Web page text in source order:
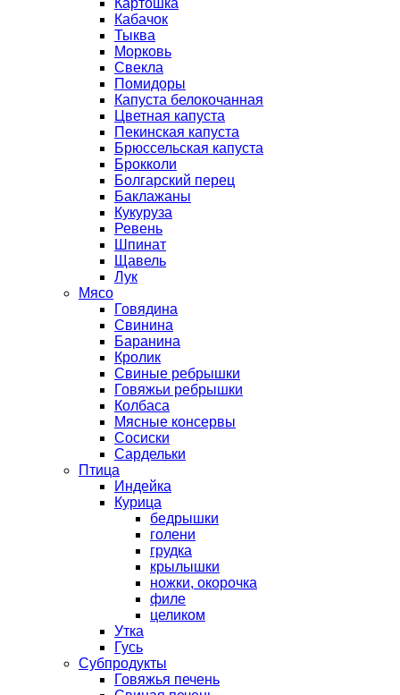
Кабачок
Тыква
Морковь
Свекла
Помидоры
Капуста белокочанная
Цветная капуста
Пекинская капуста
Брюссельская капуста
Брокколи
Болгарский перец
Баклажаны
Кукуруза
Ревень
Шпинат
Щавель
Лук
Мясо
Говядина
Свинина
Баранина
Кролик
Свиные ребрышки
Говяжьи ребрышки
Колбаса
Мясные консервы
Сосиски
Сардельки
Птица
Индейка
Курица
бедрышки
голени
грудка
крылышки
ножки, окорочка
филе
целиком
Утка
Гусь
Субпродукты
Говяжья печень